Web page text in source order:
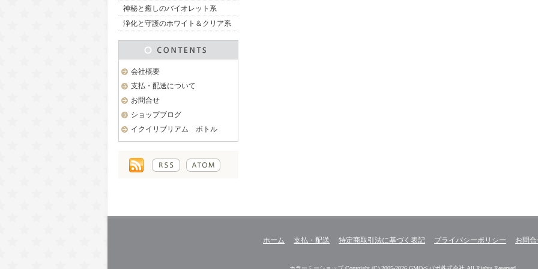
神秘と癒しのバイオレット系
浄化と守護のホワイト＆クリア系
会社概要
支払・配送について
お問合せ
ショップブログ
イクイリブリアム ボトル
ホーム 支払・配送 特定商取引法に基づく表記 プライバシーポリシー お問